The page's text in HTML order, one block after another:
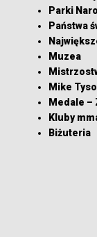
Parki
Państwa
Muzea
Mike
Medale –
Kluby
Biżuteria